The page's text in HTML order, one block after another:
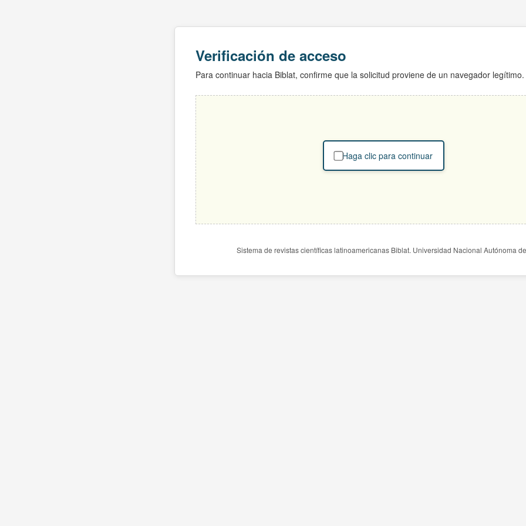
Verificación de acceso
Para continuar hacia Biblat, confirme que la solicitud proviene de un navegador legítimo.
Haga clic para continuar
Sistema de revistas científicas latinoamericanas Biblat. Universidad Nacional Autónoma